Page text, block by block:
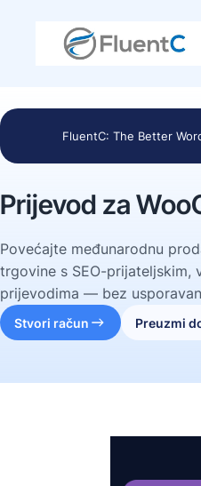
FluentC: The Better
Prijevod za
Povećajte međunarodnu
trgovine s SEO-prijateljskim,
prijevodima — bez
Stvori račun Preuzmi